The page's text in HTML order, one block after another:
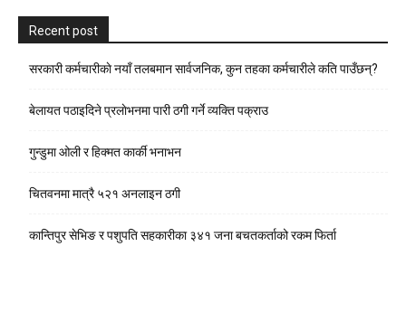
Recent post
सरकारी कर्मचारीकाे नयाँ तलबमान सार्वजनिक, कुन तहका कर्मचारीले कति पाउँछन्?
बेलायत पठाइदिने प्रलाेभनमा पारी ठगी गर्ने व्यक्ति पक्राउ
गुन्डुमा ओली र हिक्मत कार्की भनाभन
चितवनमा मात्रै ५२१ अनलाइन ठगी
कान्तिपुर सेभिङ र पशुपति सहकारीका ३४१ जना बचतकर्ताको रकम फिर्ता